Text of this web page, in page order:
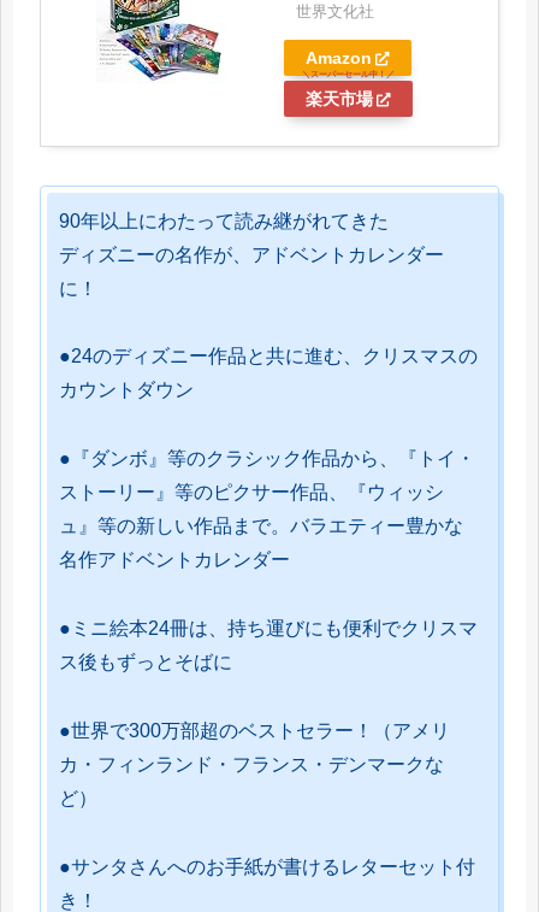
世界文化社
Amazon
楽天市場
90年以上にわたって読み継がれてきた
ディズニーの名作が、アドベントカレンダー
に！
●24のディズニー作品と共に進む、クリスマスの
カウントダウン
●『ダンボ』等のクラシック作品から、『トイ・
ストーリー』等のピクサー作品、『ウィッシ
ュ』等の新しい作品まで。バラエティー豊かな
名作アドベントカレンダー
●ミニ絵本24冊は、持ち運びにも便利でクリスマ
ス後もずっとそばに
●世界で300万部超のベストセラー！（アメリ
カ・フィンランド・フランス・デンマークな
ど）
●サンタさんへのお手紙が書けるレターセット付
き！